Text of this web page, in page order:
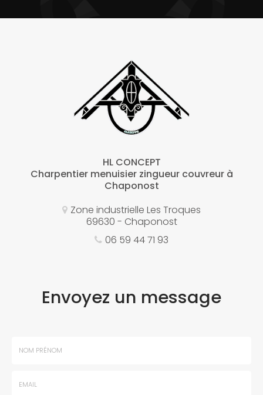
HL CONCEPT
Charpentier menuisier zingueur couvreur à
Chaponost
Zone industrielle Les Troques
69630 - Chaponost
06 59 44 71 93
Envoyez un message